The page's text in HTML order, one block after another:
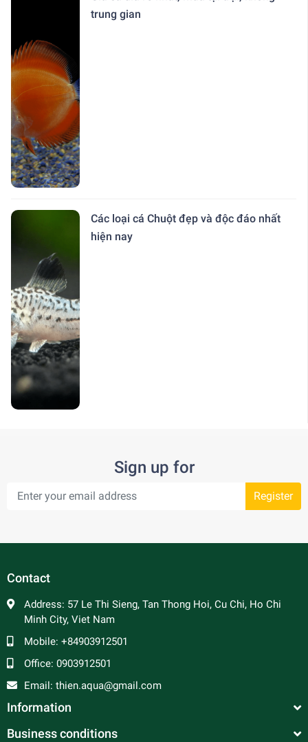
trung gian
Các loại cá Chuột đẹp và độc đáo nhất
hiện nay
Sign up for
Register
Contact
Address: 57 Le Thi Sieng, Tan Thong Hoi, Cu Chi, Ho Chi
Minh City, Viet Nam
Mobile: +84903912501
Office: 0903912501
Email: thien.aqua@gmail.com
Information
Business conditions